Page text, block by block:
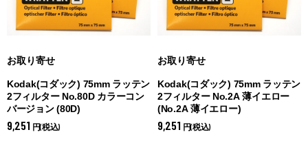
お取り寄せ
Kodak(コダック) 75mm ラッテン
2フィルター No.80D カラーコン
バージョン (80D)
9,251 円(税込)
お取り寄せ
Kodak(コダック) 75mm ラッテン
2フィルター No.2A 薄イエロー
(No.2A 薄イエロー)
9,251 円(税込)